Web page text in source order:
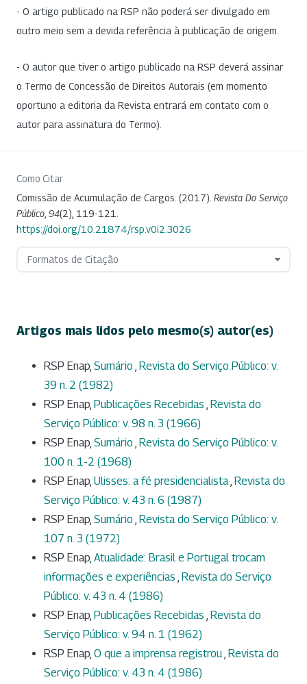
- O artigo publicado na RSP não poderá ser divulgado em
outro meio sem a devida referência à publicação de origem.
- O autor que tiver o artigo publicado na RSP deverá assinar
o Termo de Concessão de Direitos Autorais (em momento
oportuno a editoria da Revista entrará em contato com o
autor para assinatura do Termo).
Como Citar
Comissão de Acumulação de Cargos. (2017). Revista Do Serviço
Público 94(2), 119-121.
https://doi.org/10.21874/rsp.v0i2.3026
Formatos de Citação
Artigos mais lidos pelo mesmo(s) autor(es)
RSP Enap, Sumário , Revista do Serviço Público: v.
39 n. 2 (1982)
RSP Enap, Publicações Recebidas , Revista do
Serviço Público: v. 98 n. 3 (1966)
RSP Enap, Sumário , Revista do Serviço Público: v.
100 n. 1-2 (1968)
RSP Enap, Ulisses: a fé presidencialista, Revista do
Serviço Público: v. 43 n. 6 (1987)
RSP Enap, Sumário , Revista do Serviço Público: v.
107 n. 3 (1972)
RSP Enap, Atualidade: Brasil e Portugal trocam
informações e experiências , Revista do Serviço
Público: v. 43 n. 4 (1986)
RSP Enap, Publicações Recebidas , Revista do
Serviço Público: v. 94 n. 1 (1962)
RSP Enap, O que a imprensa registrou, Revista do
Serviço Público: v. 43 n. 4 (1986)